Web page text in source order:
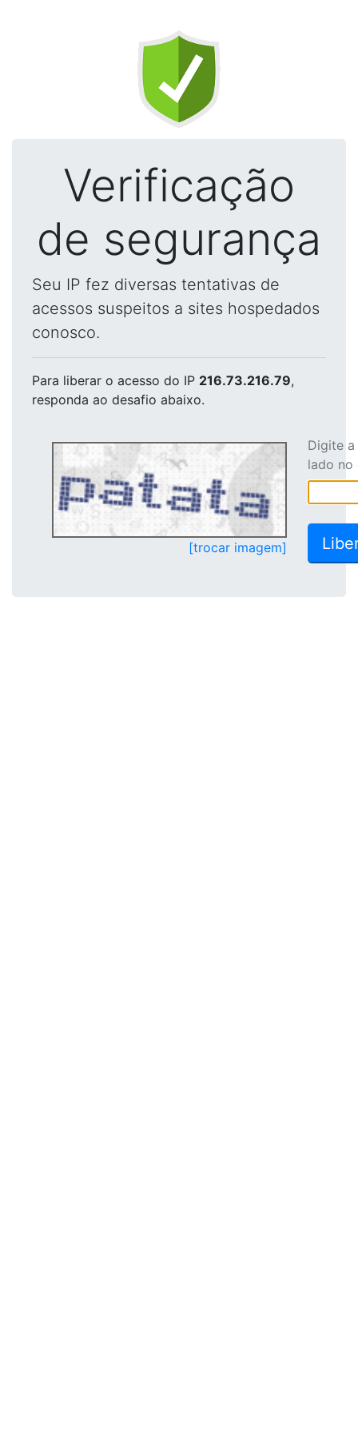
Verificação
de segurança
Seu IP fez diversas tentativas de
acessos suspeitos a sites hospedados
conosco.
Para liberar o acesso do IP 216.73.216.79,
responda ao desafio abaixo.
[trocar imagem]
Digite
lado no